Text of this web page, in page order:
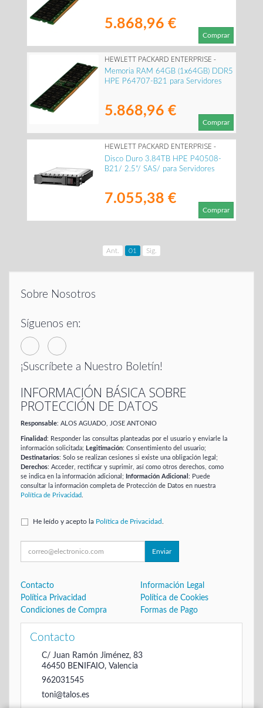
5.868,96 €
Comprar
HEWLETT PACKARD ENTERPRISE -
P64707-B21
Memoria RAM 64GB (1x64GB) DDR5
HPE P64707-B21 para Servidores
5.868,96 €
Comprar
HEWLETT PACKARD ENTERPRISE -
P40508-B21
Disco Duro 3.84TB HPE P40508-
B21/ 2.5"/ SAS/ para Servidores
7.055,38 €
Comprar
Ant. 01 Sig.
Sobre Nosotros
Síguenos en:
¡Suscríbete a Nuestro Boletín!
INFORMACIÓN BÁSICA SOBRE
PROTECCIÓN DE DATOS
Responsable: ALOS AGUADO, JOSE ANTONIO
Finalidad: Responder las consultas planteadas por el usuario y enviarle la
información solicitada; Legitimación: Consentimiento del usuario;
Destinatarios: Solo se realizan cesiones si existe una obligación legal;
Derechos: Acceder, rectificar y suprimir, así como otros derechos, como
se indica en la información adicional;
Información Adicional : Puede
consultar la información completa de Protección de Datos en nuestra
Política de Privacidad.
He leído y acepto la Política de Privacidad
Enviar
Contacto
Información Legal
Política Privacidad
Política de Cookies
Condiciones de Compra
Formas de Pago
Contacto
C/ Juan Ramón Jiménez, 83
46450 BENIFAIO, Valencia
962031545
toni@talos.es